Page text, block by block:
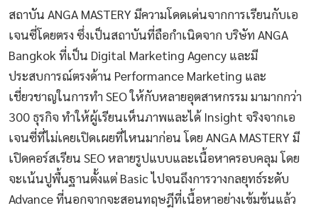
สถาบัน ANGA MASTERY มีความโดดเด่นจากการเรียนกับเอ
เจนซี่โดยตรง ซึ่งเป็นสถาบันที่ถือกำเนิดจาก บริษัท ANGA
Bangkok ที่เป็น Digital Marketing Agency และมี
ประสบการณ์ตรงด้าน Performance Marketing และ
เชี่ยวชาญในการทำ SEO ให้กับหลายอุตสาหกรรม มามากกว่า
300 ธุรกิจ ทำให้ผู้เรียนเห็นภาพและได้ Insight จริงจากเอ
เจนซี่ที่ไม่เคยเปิดเผยที่ไหนมาก่อน โดย ANGA MASTERY มี
เปิดคอร์สเรียน SEO หลายรูปแบบและเนื้อหาครอบคลุม โดย
จะเน้นปูพื้นฐานตั้งแต่ Basic ไปจนถึงการวางกลยุทธ์ระดับ
Advance ที่นอกจากจะสอนทฤษฎีที่เนื้อหาอย่างเข้มข้นแล้ว